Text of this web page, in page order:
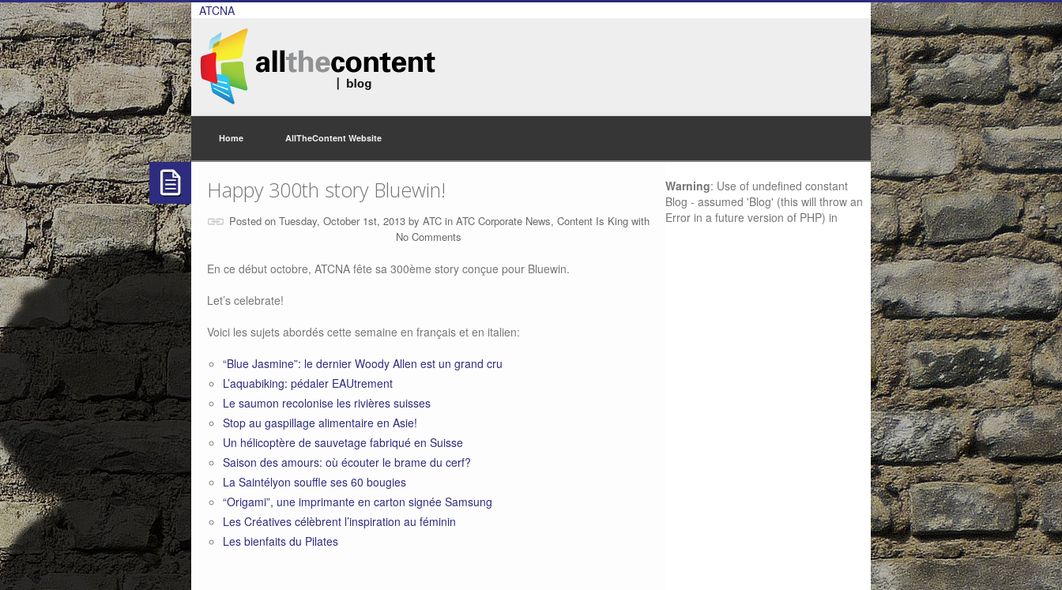
ATCNA
Home AllTheContent Website
Happy 300th story Bluewin!
Posted on Tuesday, October 1st, 2013 by ATC in ATC Corporate News, Content Is King with
No Comments
En ce début octobre, ATCNA fête sa 300ème story conçue pour Bluewin.
Let’s celebrate!
Voici les sujets abordés cette semaine en français et en italien:
“Blue Jasmine”: le dernier Woody Allen est un grand cru
L’aquabiking: pédaler EAUtrement
Le saumon recolonise les rivières suisses
Stop au gaspillage alimentaire en Asie!
Un hélicoptère de sauvetage fabriqué en Suisse
Saison des amours: où écouter le brame du cerf?
La Saintélyon souffle ses 60 bougies
“Origami”, une imprimante en carton signée Samsung
Les Créatives célèbrent l’inspiration au féminin
Les bienfaits du Pilates
Warning: Use of undefined constant
Blog - assumed 'Blog' (this will throw an
Error in a future version of PHP) in